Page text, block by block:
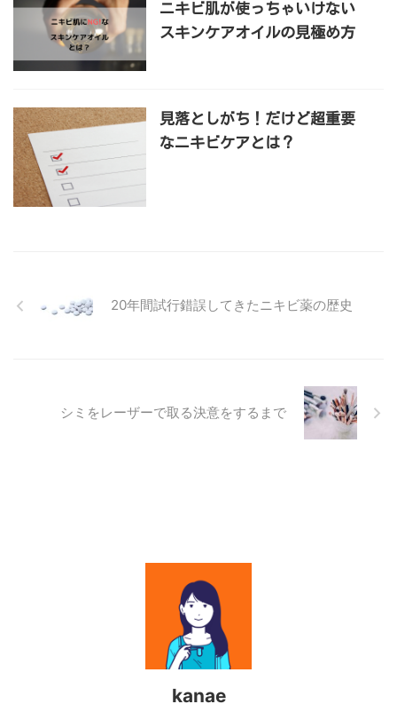
ニキビ肌が使っちゃいけない
スキンケアオイルの見極め方
見落としがち！だけど超重要
なニキビケアとは？
20年間試行錯誤してきたニキビ薬の歴史
シミをレーザーで取る決意をするまで
kanae